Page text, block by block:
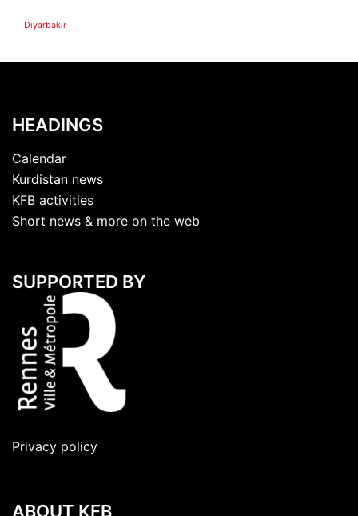
Diyarbakır
HEADINGS
Calendar
Kurdistan news
KFB activities
Short news & more on the web
SUPPORTED BY
Privacy policy
ABOUT KFB